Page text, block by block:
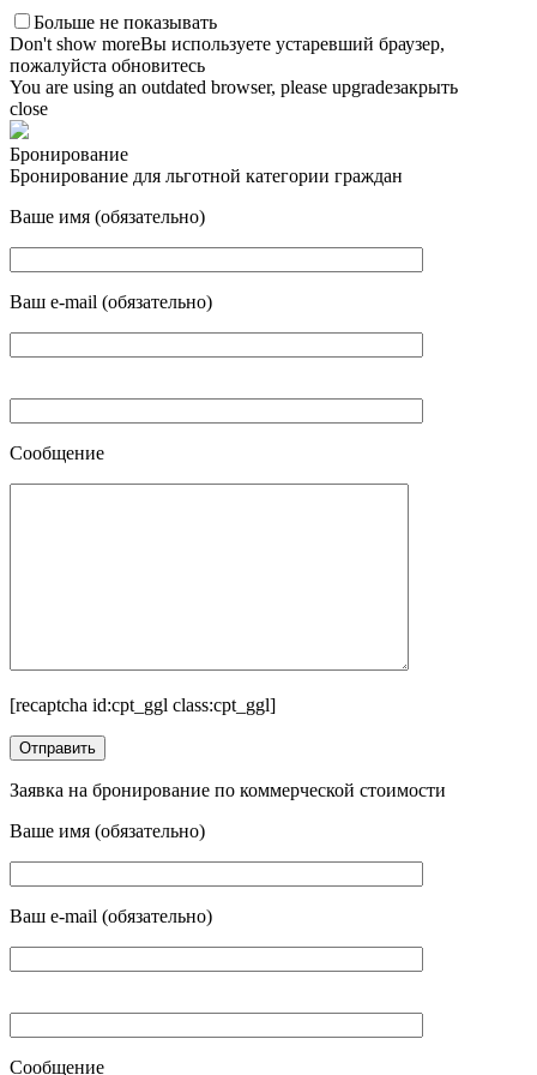
Больше не показывать
Don't show moreВы используете устаревший браузер,
пожалуйста обновитесь
You are using an outdated browser, please upgradeзакрыть
close
Бронирование
Бронирование для льготной категории граждан
Ваше имя (обязательно)
Ваш e-mail (обязательно)
Сообщение
[recaptcha id:cpt_ggl class:cpt_ggl]
Заявка на бронирование по коммерческой стоимости
Ваше имя (обязательно)
Ваш e-mail (обязательно)
Сообщение